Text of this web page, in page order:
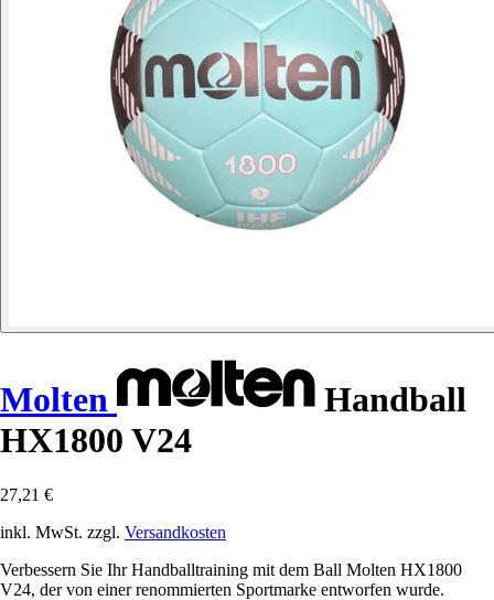
Molten
Handball
HX1800 V24
27,21 €
inkl. MwSt. zzgl. Versandkosten
Verbessern Sie Ihr Handballtraining mit dem Ball Molten HX1800
V24, der von einer renommierten Sportmarke entworfen wurde.